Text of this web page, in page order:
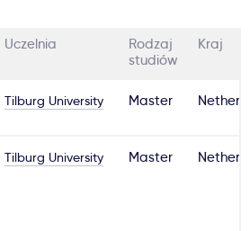
Uczelnia
Rodzaj
studiów
Kraj
Tilburg University Master
Tilburg University Master